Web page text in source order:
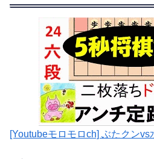
[Youtubeモロモロch] ぶたクン